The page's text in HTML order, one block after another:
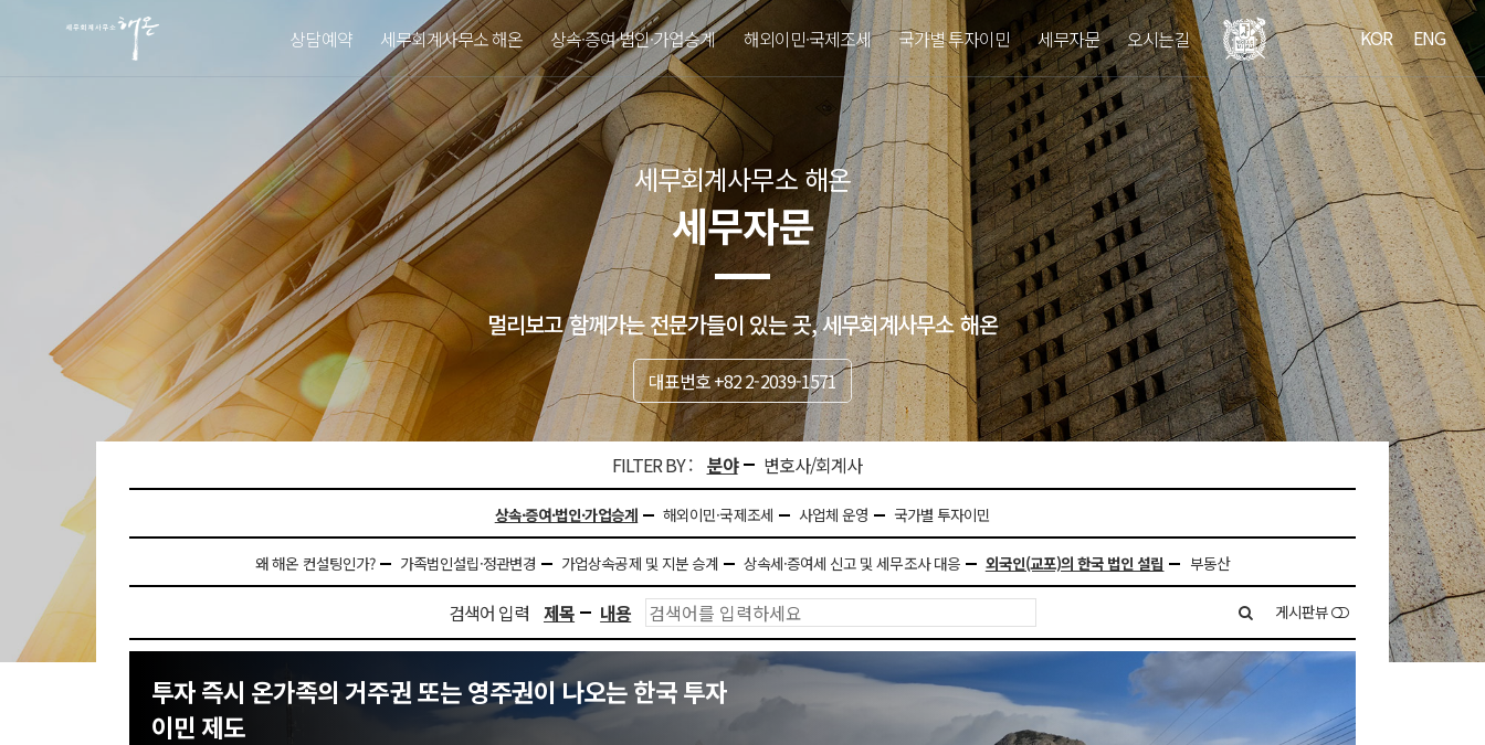
KOR ENG
상담예약 세무회계사무소 해온 상속·증여·법인·가업승계 해외이민·국제조세 국가별 투자이민 세무자문 오시는길
세무회계사무소 해온
세무자문
멀리보고 함께가는 전문가들이 있는 곳, 세무회계사무소 해온
대표번호 +82 2-2039-1571
FILTER BY : 분야 변호사/회계사
상속·증여·법인·가업승계 해외이민·국제조세 사업체 운영 국가별 투자이민
왜 해온 컨설팅인가? 가족법인설립·정관변경 가업상속공제 및 지분 승계 상속세·증여세 신고 및 세무조사 대응 외국인(교포)의 한국 법인 설립 부동산
검색어 입력 제목 내용 게시판뷰
투자 즉시 온가족의 거주권 또는 영주권이 나오는 한국 투자
이민 제도